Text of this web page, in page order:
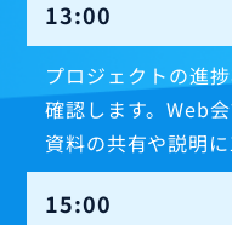
13:00
プロジェクトの進
確認します。Web
資料の共有や説明に
15:00